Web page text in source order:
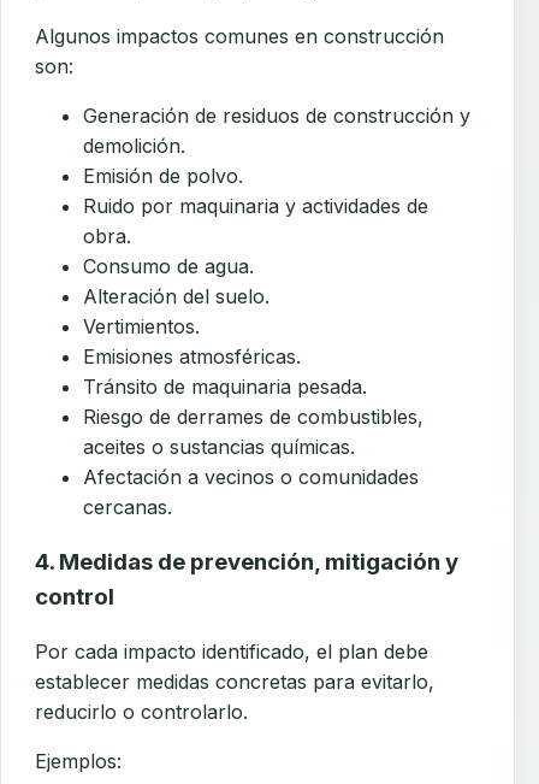
Algunos impactos comunes en construcción
son:
Generación de residuos de construcción y
demolición.
Emisión de polvo.
Ruido por maquinaria y actividades de
obra.
Consumo de agua.
Alteración del suelo.
Vertimientos.
Emisiones atmosféricas.
Tránsito de maquinaria pesada.
Riesgo de derrames de combustibles,
aceites o sustancias químicas.
Afectación a vecinos o comunidades
cercanas.
4. Medidas de prevención, mitigación y
control
Por cada impacto identificado, el plan debe
establecer medidas concretas para evitarlo,
reducirlo o controlarlo.
Ejemplos: